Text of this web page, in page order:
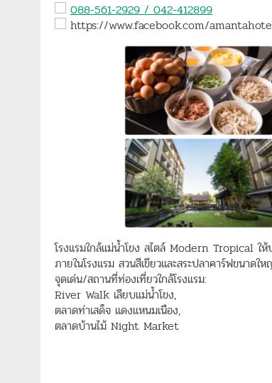
088-561-2929 / 042-412899
https://www.facebook.com/
โรงแรมใกล้แม่น้ำโขง สไตล์ Modern Tropical ใ
ภายในโรงแรม สวนสีเขียวและสระปลาคาร์ฟขนาดใ
จุดเด่น/สถานที่ท่องเที่ยวใกล้โรงแรม:
River Walk เลียบแม่น้ำโขง,
ตลาดท่าเสด็จ แดงแหนมเนือง,
ตลาดบ้านไม้ Night Market